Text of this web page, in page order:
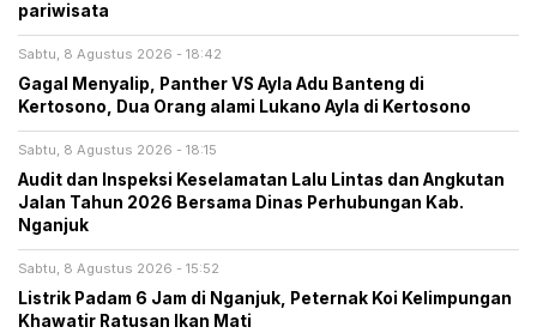
pariwisata
Sabtu, 8 Agustus 2026 - 18:42
Gagal Menyalip, Panther VS Ayla Adu Banteng di
Kertosono, Dua Orang alami Lukano Ayla di Kertosono
Sabtu, 8 Agustus 2026 - 18:15
Audit dan Inspeksi Keselamatan Lalu Lintas dan Angkutan
Jalan Tahun 2026 Bersama Dinas Perhubungan Kab.
Nganjuk
Sabtu, 8 Agustus 2026 - 15:52
Listrik Padam 6 Jam di Nganjuk, Peternak Koi Kelimpungan
Khawatir Ratusan Ikan Mati